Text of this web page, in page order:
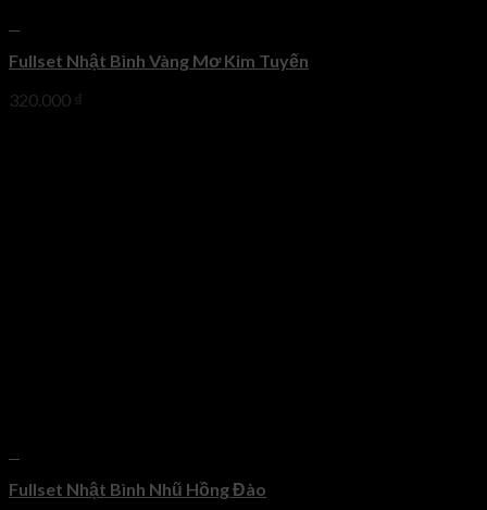
Fullset Nhật Bình Vàng Mơ Kim Tuyến
320.000 ₫
Fullset Nhật Bình Nhũ Hồng Đào